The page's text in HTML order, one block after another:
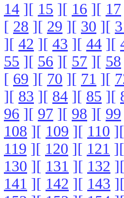
14 ][ 15 ][ 16 ][ 17
[ 28 ][ 29 ][ 30 ][
][ 42 ][ 43 ][ 44 ][
55 ][ 56 ][ 57 ][ 58
[ 69 ][ 70 ][ 71 ][
][ 83 ][ 84 ][ 85 ][
96 ][ 97 ][ 98 ][ 99
108 ][ 109 ][ 110 ][
119 ][ 120 ][ 121 ][
130 ][ 131 ][ 132 ][
141 ][ 142 ][ 143 ][